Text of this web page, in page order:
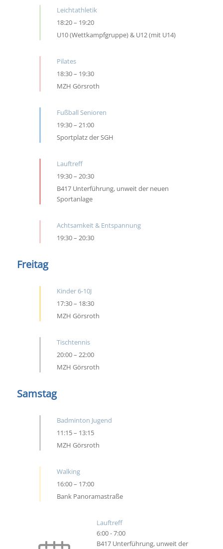
Leichtathletik
18:20– 19:20
U10 (Wettkampfgruppe) & U12 (mit U14)
Pilates
18:30– 19:30
MZH Görsroth
Fußball Senioren
19:30– 21:00
Sportplatz der SGH
Lauftreff
19:30– 20:30
B417 Unterführung, unweit der neuen
Sportanlage
Achtsamkeit & Entspannung
19:30– 20:30
Freitag
Kinder 6-10J
17:30– 18:30
MZH Görsroth
Tischtennis
20:00– 22:00
MZH Görsroth
Samstag
Badminton Jugend
11:15– 13:15
MZH Görsroth
Walking
16:00– 17:00
Bank Panoramastraße
Lauftreff
6:00-7:00
B417 Unterführung, unweit der